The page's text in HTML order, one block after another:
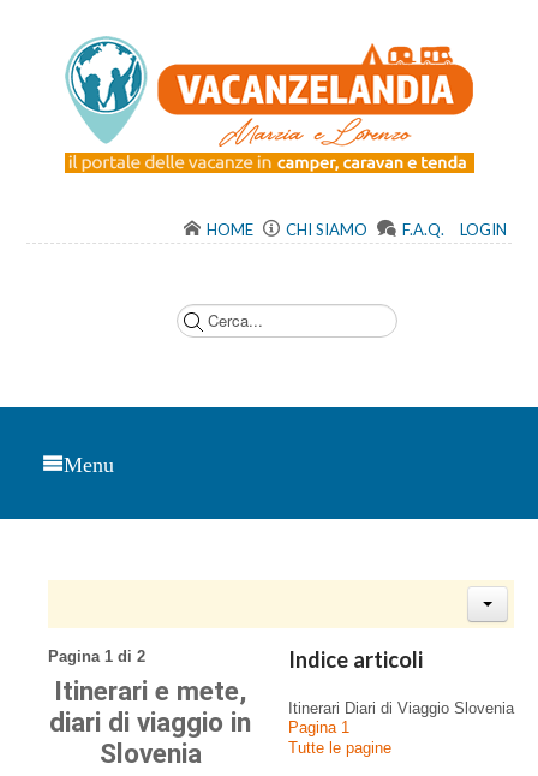
HOME CHI SIAMO F.A.Q. LOGIN
Menu
Indice articoli
Itinerari Diari di Viaggio Slovenia
Pagina 1
Tutte le pagine
Pagina 1 di 2
Itinerari e mete,
diari di viaggio in
Slovenia